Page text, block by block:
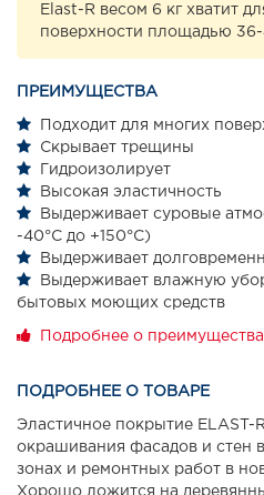
Elast-R весом 6 кг хватит
поверхности площадью
ПРЕИМУЩЕСТВА
Подходит для многих
Скрывает трещины
Гидроизолирует
Высокая эластичность
Выдерживает суровые
-40°С до +150°С)
Выдерживает
Выдерживает влажную
бытовых моющих средств
Подробнее о
ПОДРОБНЕЕ О ТОВАРЕ
Эластичное покрытие ELAST-
окрашивания фасадов и стен
зонах и ремонтных работ в
Хорошо ложится на